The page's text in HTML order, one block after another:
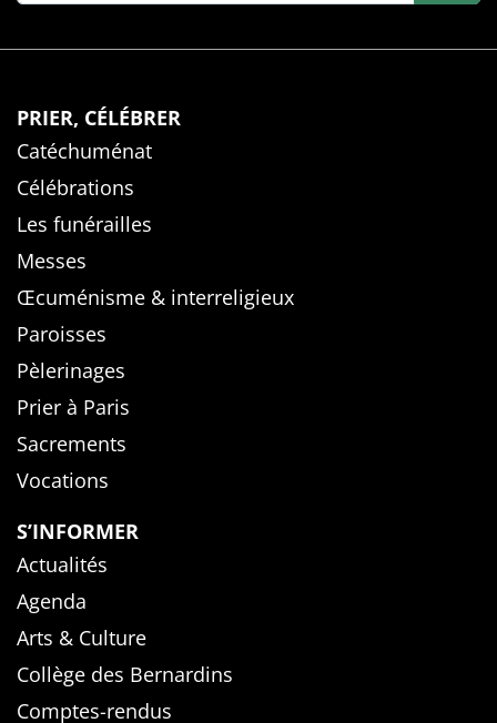
PRIER, CÉLÉBRER
Catéchuménat
Célébrations
Les funérailles
Messes
Œcuménisme & interreligieux
Paroisses
Pèlerinages
Prier à Paris
Sacrements
Vocations
S’INFORMER
Actualités
Agenda
Arts & Culture
Collège des Bernardins
Comptes-rendus